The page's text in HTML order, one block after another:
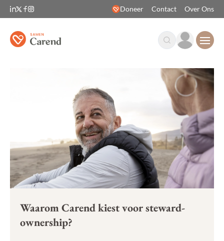
Doneer Contact Over Ons
Waarom Carend kiest voor steward-
ownership?